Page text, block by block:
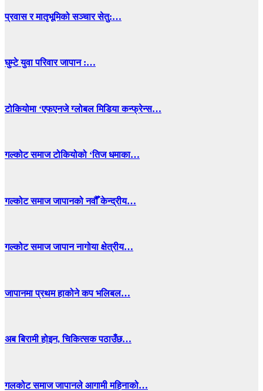
प्रवास र मातृभूमिको सञ्चार सेतु:…
घुम्टे युवा परिवार जापान :…
टोकियोमा ‘एफएनजे ग्लोबल मिडिया कन्फ्रेन्स…
गल्कोट समाज टोकियोको ‘तिज धमाका…
गल्कोट समाज जापानको नवौँ केन्द्रीय…
गल्कोट समाज जापान नागोया क्षेत्रीय…
जापानमा प्रथम हाकोने कप भलिबल…
अब बिरामी होइन, चिकित्सक पठाउँछ…
गलकोट समाज जापानले आगामी महिनाको…